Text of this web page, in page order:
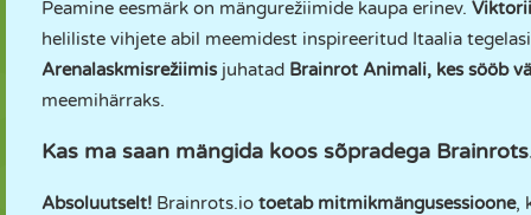
Peamine eesmärk on mängurežiimide kaupa erinev.
heliliste vihjete abil meemidest inspireeritud Itaalia
Arenalaskmisrežiimisjuhatad Brainrot Animali, kes sööb
meemihärraks.
Kas ma saan mängida koos sõpradega
Absoluutselt! Brainrots.io toetab mitmikmängusessioone,